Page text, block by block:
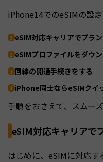
iPhone14でのeSIMの設
eSIM対応キャリアでプラ
eSIMプロファイルをダウ
回線の開通手続きをする
iPhone同士ならeSIMクイ
手順をおさえて、スムー
eSIM対応キャリアで
はじめに、eSIMに対応